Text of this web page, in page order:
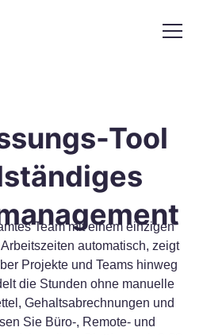
Tool
Team mit einem einzigen
automatisch, zeigt
Projekte und Teams hinweg
die Stunden ohne manuelle
Gehaltsabrechnungen und
Sie Büro-, Remote- und